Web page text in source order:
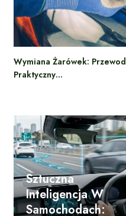
Wymiana Żarówek:
Praktyczny…
Sztuczna
Inteligencja W
Samochodach: